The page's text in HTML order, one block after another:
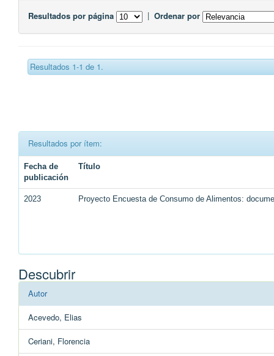
Resultados por página | Ordenar por
Resultados 1-1 de 1.
Resultados por ítem:
Fecha de
publicación
Título
2023 Proyecto Encuesta de Consumo de Alimentos:
Descubrir
Autor
Acevedo, Elias
Ceriani, Florencia